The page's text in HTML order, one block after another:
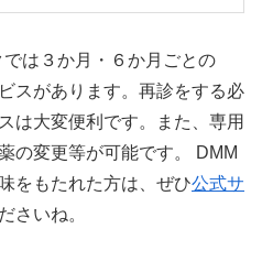
は３か月・６か月ごとの
スがあります。再診をする必
は大変便利です。また、専用
の変更等が可能です。 DMM
をもたれた方は、ぜひ公式サ
さいね。